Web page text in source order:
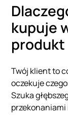
kupuje
produkt
Twój klient to
oczekuje
Szuka